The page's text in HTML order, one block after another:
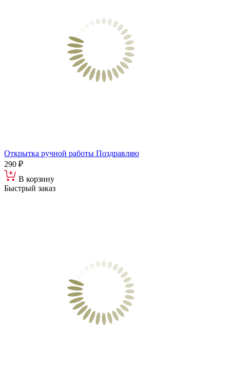
Открытка ручной работы Поздравляю
290 ₽
В корзину
Быстрый заказ